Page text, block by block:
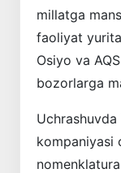
millatga
faoliyat
Osiyo va
bozorlarga
Uchrashuvda
kompaniyasi